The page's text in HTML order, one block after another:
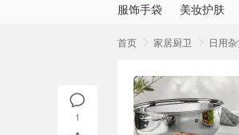
服饰手袋 美妆护肤
首页 家居厨卫 日用
1